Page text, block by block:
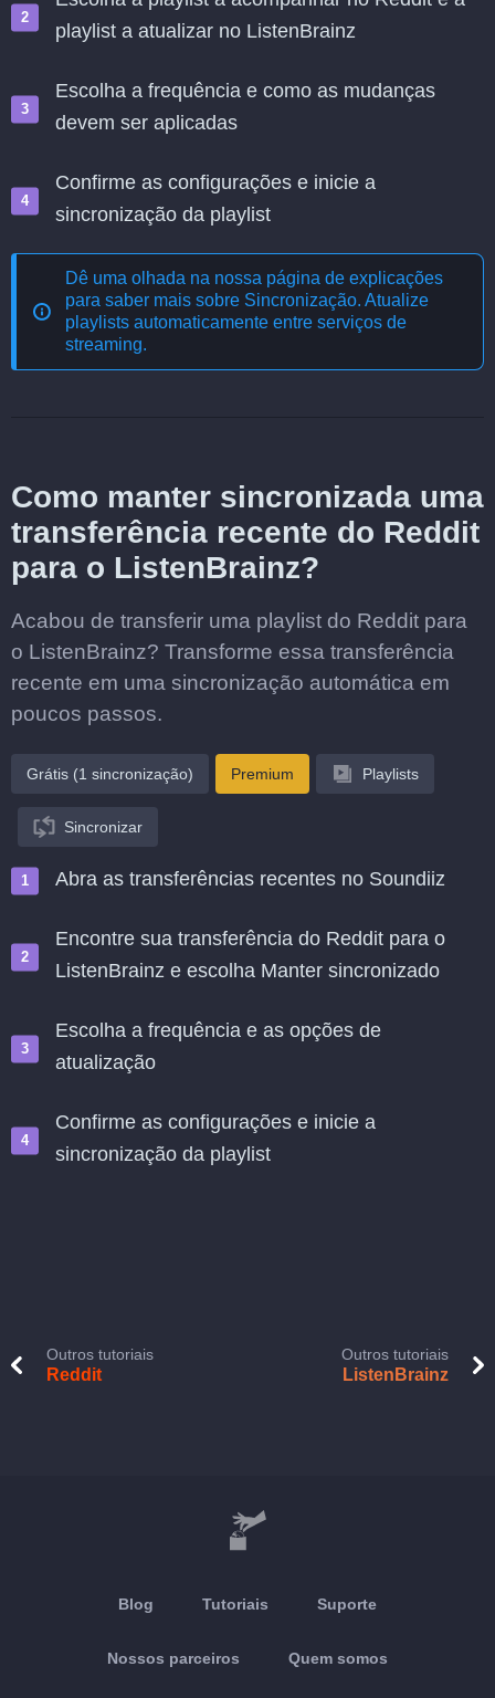
playlist a atualizar no ListenBrainz
Escolha a frequência e como as mudanças
devem ser aplicadas
Confirme as configurações e inicie a
sincronização da playlist
Dê uma olhada na nossa página de explicações
para saber mais sobre Sincronização. Atualize
playlists automaticamente entre serviços de
streaming.
Como manter sincronizada uma
transferência recente do Reddit
para o ListenBrainz?
Acabou de transferir uma playlist do Reddit para
o ListenBrainz? Transforme essa transferência
recente em uma sincronização automática em
poucos passos.
Grátis (1 sincronização) Premium Playlists
Sincronizar
Abra as transferências recentes no Soundiiz
Encontre sua transferência do Reddit para o
ListenBrainz e escolha Manter sincronizado
Escolha a frequência e as opções de
atualização
Confirme as configurações e inicie a
sincronização da playlist
Outros tutoriais
Reddit
Outros tutoriais
ListenBrainz
Blog Tutoriais Suporte
Nossos parceiros Quem somos